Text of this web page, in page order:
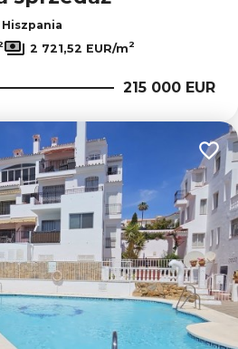
Hiszpania
2 721,52 EUR/m2
215 000 EUR